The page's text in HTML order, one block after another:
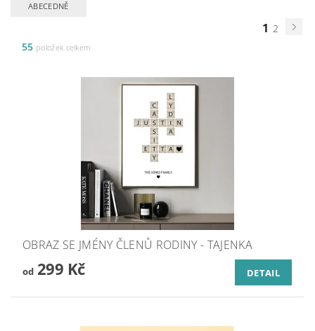
ABECEDNĚ
1 2
55 položek celkem
OBRAZ SE JMÉNY ČLENŮ RODINY - TAJENKA
od299 Kč DETAIL